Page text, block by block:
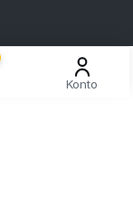
Konto